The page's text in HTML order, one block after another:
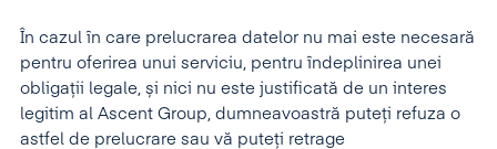
În cazul în care prelucrarea datelor nu mai este necesară
pentru oferirea unui serviciu, pentru îndeplinirea unei
obligații legale, și nici nu este justificată de un interes
legitim al Ascent Group, dumneavoastră puteți refuza o
astfel de prelucrare sau vă puteți retrage